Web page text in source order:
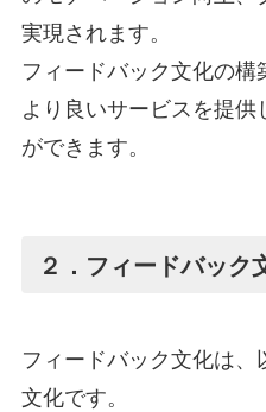
実現されます。
フィードバック文化の
より良いサービスを提供
ができます。
２．フィードバック
フィードバック文化は
文化です。